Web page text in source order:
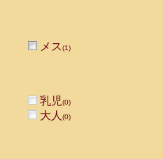
メス(1)
乳児(0)
大人 (0)